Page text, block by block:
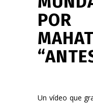
POR
Un vídeo que